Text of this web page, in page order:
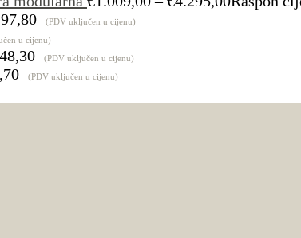
(PDV uključen u cijenu)
u cijenu)
48,30 (PDV uključen u cijenu)
(PDV uključen u cijenu)